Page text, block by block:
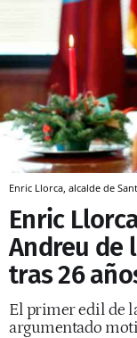
Enric Llorca, alcalde de
Enric
Andreu de
tras 26
El primer edil de
argumentado